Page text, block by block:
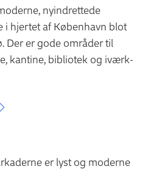
nyindrettede
i hjertet af København blot
Der er gode om­råder til
kantine, bibliotek og iværk­
er lyst og moderne